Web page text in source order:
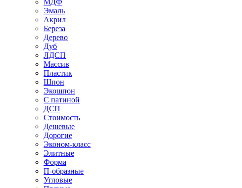
Эмаль
Акрил
Береза
Дерево
Дуб
ЛДСП
Массив
Пластик
Шпон
Экошпон
С патиной
ДСП
Стоимость
Дешевые
Дорогие
Эконом-класс
Элитные
Форма
П-образные
Угловые